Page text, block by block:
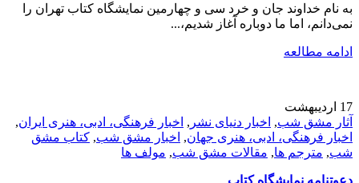
به نام خداوند جان و خرد سی و چهارمین نمایشگاه کتاب تهران را
نمی‌دانم، اما ما دوباره آغاز شدیم،...
ادامه مطالعه
17 اردیبهشت
آثار مشق شب, اخبار دنیای نشر , اخبار فرهنگی، ادبی، هنری ایران,
اخبار فرهنگی، ادبی، هنری جهان, اخبار مشق شب, کتاب مشق
شب, مترجم ها, مقالات مشق شب, مولف ها
دعوتنامه نمایشگاه کتاب